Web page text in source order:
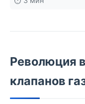
Революция
клапанов